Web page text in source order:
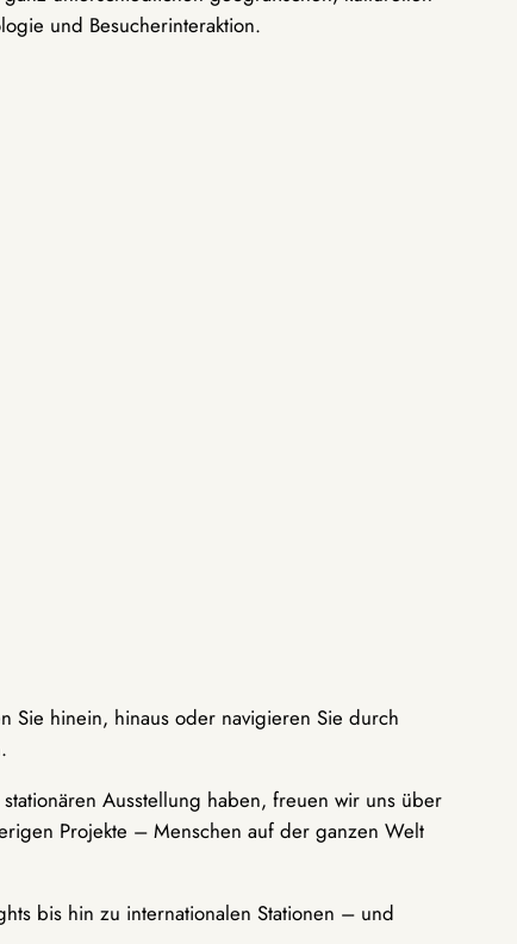
und Besucherinteraktion.
Sie hinein, hinaus oder navigieren Sie durch
Ausstellung haben, freuen wir uns über
Projekte – Menschen auf der ganzen Welt
bis hin zu internationalen Stationen – und